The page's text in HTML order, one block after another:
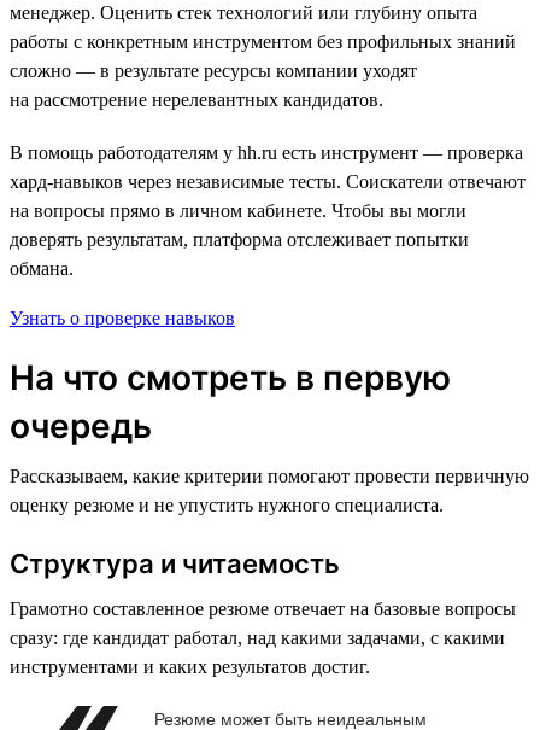
менеджер. Оценить стек технологий или глубину опыта
работы с конкретным инструментом без профильных знаний
сложно — в результате ресурсы компании уходят
на рассмотрение нерелевантных кандидатов.
В помощь работодателям у hh.ru есть инструмент — проверка
хард-навыков через независимые тесты. Соискатели отвечают
на вопросы прямо в личном кабинете. Чтобы вы могли
доверять результатам, платформа отслеживает попытки
обмана.
Узнать о проверке навыков
На что смотреть в первую
очередь
Рассказываем, какие критерии помогают провести первичную
оценку резюме и не упустить нужного специалиста.
Структура и читаемость
Грамотно составленное резюме отвечает на базовые вопросы
сразу: где кандидат работал, над какими задачами, с какими
инструментами и каких результатов достиг.
Резюме может быть неидеальным